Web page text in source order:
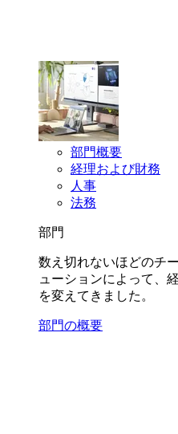
部門概要
経理および財務
人事
法務
部門
数え切れないほどのチ
ューションによって、
を変えてきました。
部門の概要